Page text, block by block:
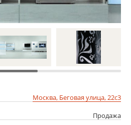
Москва, Беговая улица, 22с3
Продажа